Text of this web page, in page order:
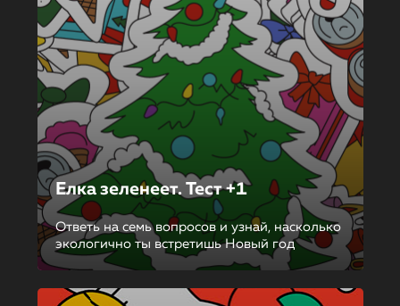
Елка зеленеет. Тест +1
Ответь на семь вопросов и узнай, насколько
экологично ты встретишь Новый год